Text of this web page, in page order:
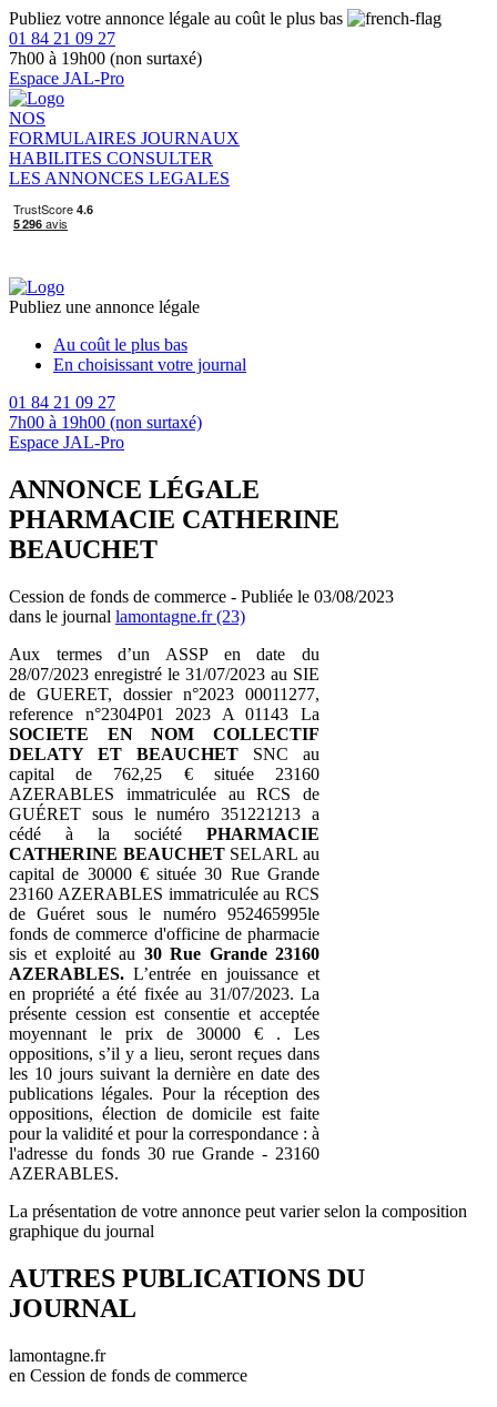
Publiez votre annonce légale au coût le plus bas
01 84 21 09 27
7h00 à 19h00 (non surtaxé)
Espace JAL-Pro
NOS
FORMULAIRES JOURNAUX
HABILITES CONSULTER
LES ANNONCES LEGALES
Publiez une annonce légale
Au coût le plus bas
En choisissant votre journal
01 84 21 09 27
7h00 à 19h00 (non surtaxé)
Espace JAL-Pro
ANNONCE LÉGALE
PHARMACIE CATHERINE
BEAUCHET
Cession de fonds de commerce - Publiée le 03/08/2023
dans le journal lamontagne.fr (23)
Aux termes d’un ASSP en date du
28/07/2023 enregistré le 31/07/2023 au SIE
de GUERET, dossier n°2023 00011277,
reference n°2304P01 2023 A 01143 La
SOCIETE EN NOM COLLECTIF
DELATY ET BEAUCHET SNC au
capital de 762,25 € située 23160
AZERABLES immatriculée au RCS de
GUÉRET sous le numéro 351221213 a
cédé à la société PHARMACIE
CATHERINE BEAUCHETSELARL au
capital de 30000 € située 30 Rue Grande
23160 AZERABLES immatriculée au RCS
de Guéret sous le numéro 952465995le
fonds de commerce d'officine de pharmacie
sis et exploité au 30 Rue Grande 23160
AZERABLES.L’entrée en jouissance et
en propriété a été fixée au 31/07/2023. La
présente cession est consentie et acceptée
moyennant le prix de 30000 € . Les
oppositions, s’il y a lieu, seront reçues dans
les 10 jours suivant la dernière en date des
publications légales. Pour la réception des
oppositions, élection de domicile est faite
pour la validité et pour la correspondance : à
l'adresse du fonds 30 rue Grande - 23160
AZERABLES.
La présentation de votre annonce peut varier selon la composition
graphique du journal
AUTRES PUBLICATIONS DU
JOURNAL
lamontagne.fr
en Cession de fonds de commerce